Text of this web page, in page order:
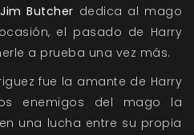
Jim Butcher dedica al mago
el pasado de Harry
a prueba una vez más.
fue la amante de Harry
enemigos del mago la
una lucha entre su propia